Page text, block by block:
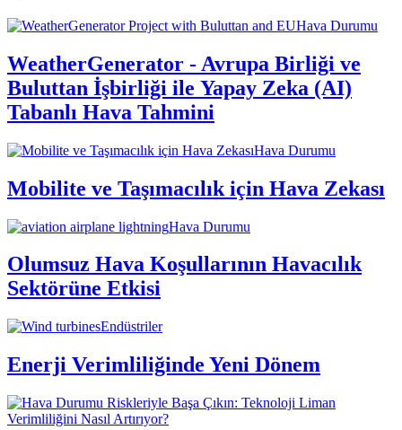
Hava Durumu
WeatherGenerator - Avrupa Birliği ve
Buluttan İşbirliği ile Yapay Zeka (AI)
Tabanlı Hava Tahmini
Hava Durumu
Mobilite ve Taşımacılık için Hava Zekası
Hava Durumu
Olumsuz Hava Koşullarının Havacılık
Sektörüne Etkisi
Endüstriler
Enerji Verimliliğinde Yeni Dönem